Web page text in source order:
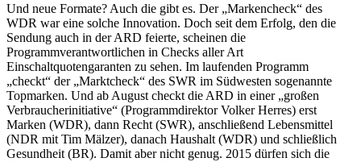
Und neue Formate? Auch die gibt es. Der „Markencheck“ des
WDR war eine solche Innovation. Doch seit dem Erfolg, den die
Sendung auch in der ARD feierte, scheinen die
Programmverantwortlichen in Checks aller Art
Einschaltquotengaranten zu sehen. Im laufenden Programm
„checkt“ der „Marktcheck“ des SWR im Südwesten sogenannte
Topmarken. Und ab August checkt die ARD in einer „großen
Verbraucherinitiative“ (Programmdirektor Volker Herres) erst
Marken (WDR), dann Recht (SWR), anschließend Lebensmittel
(NDR mit Tim Mälzer), danach Haushalt (WDR) und schließlich
Gesundheit (BR). Damit aber nicht genug. 2015 dürfen sich die